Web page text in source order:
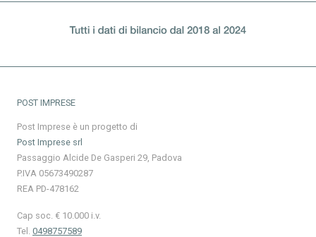
POST IMPRESE
Post Imprese è un progetto di
Post Imprese srl
Passaggio Alcide De Gasperi 29, Padova
P.IVA 05673490287
REA PD-478162
Cap soc. € 10.000 i.v.
Tel. 0498757589